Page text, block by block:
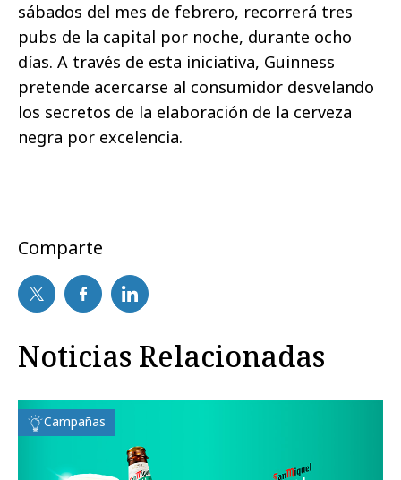
sábados del mes de febrero, recorrerá tres
pubs de la capital por noche, durante ocho
días. A través de esta iniciativa, Guinness
pretende acercarse al consumidor desvelando
los secretos de la elaboración de la cerveza
negra por excelencia.
Comparte
Noticias Relacionadas
Campañas